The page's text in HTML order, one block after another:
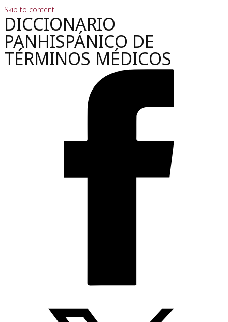
Skip to content
DICCIONARIO
PANHISPÁNICO DE
TÉRMINOS MÉDICOS